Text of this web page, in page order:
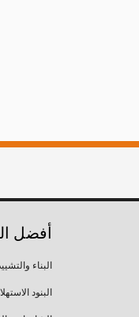
أفضل
البناء
البنود